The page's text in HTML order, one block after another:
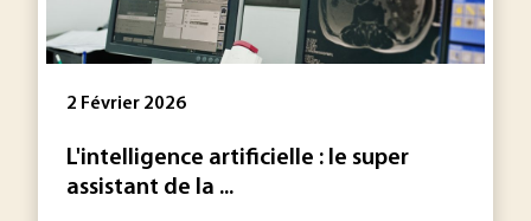
2 Février 2026
L'intelligence artificielle : le super
assistant de la ...